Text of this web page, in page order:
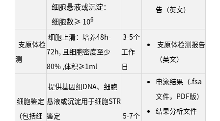
细胞悬液或沉淀：
细胞数≥ 106
告（英文）
支原体检
测
细胞上清：培养48h-
72h, 且细胞密度至少
80% ,体积≥1ml
3-5个
工作
日
支原体检测报告
（英文）
细胞鉴定
（包括细
提供基因组DNA、细胞
悬液或沉淀用于细胞STR
鉴定
5-7个
电泳结果（.fsa
文件，PDF版）
结果分析文件